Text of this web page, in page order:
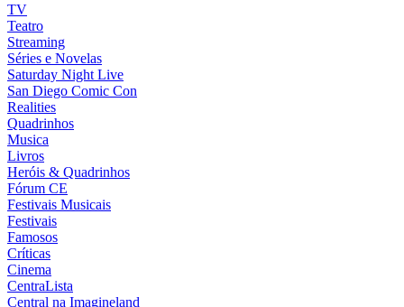
TV
Teatro
Streaming
Séries e Novelas
Saturday Night Live
San Diego Comic Con
Realities
Quadrinhos
Musica
Livros
Heróis & Quadrinhos
Fórum CE
Festivais Musicais
Festivais
Famosos
Críticas
Cinema
CentraLista
Central na Imagineland